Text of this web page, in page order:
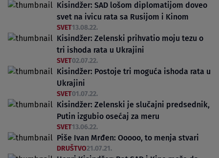
Kisindžer: SAD lošom diplomatijom doveo
svet na ivicu rata sa Rusijom i Kinom
SVET13.08.22.
Kisindžer: Zelenski prihvatio moju tezu o
tri ishoda rata u Ukrajini
SVET02.07.22.
Kisindžer: Postoje tri moguća ishoda rata u
Ukrajini
SVET01.07.22.
Kisindžer: Zelenski je slučajni predsednik,
Putin izgubio osećaj za meru
SVET13.06.22.
Piše Ivan Mrđen: Ooooo, to menja stvari
DRUŠTVO21.07.21.